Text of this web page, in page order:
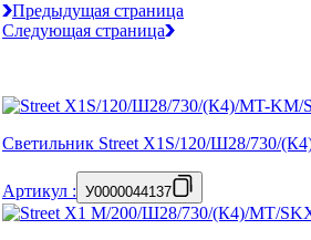
Предыдущая страница
Следующая страница
Светильник Street X1S/120/Ш28/730/
Артикул : У0000044137